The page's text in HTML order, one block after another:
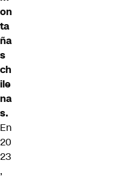
on
ta
ña
s
ch
ile
na
s.
En
20
23
,